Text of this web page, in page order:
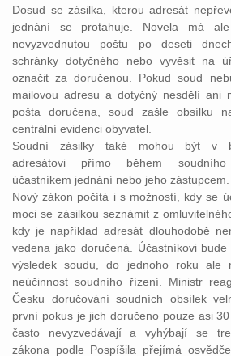
Dosud se zásilka, kterou adresát
jednání se protahuje. Novela má ale
nevyzvednutou poštu po deseti
schránky dotyčného nebo vyvěsit na
označit za doručenou. Pokud soud
mailovou adresu a dotyčný nesdělí ani
pošta doručena, soud zašle obsílku
centrální evidenci obyvatel.
Soudní zásilky také mohou být v
adresátovi přímo během
účastníkem jednání nebo jeho zástupcem.
Nový zákon počítá i s možností, kdy se
moci se zásilkou seznámit z
kdy je například adresát dlouhodobě
vedena jako doručená. Účastníkovi
výsledek soudu, do jednoho roku ale
neúčinnost soudního řízení. Ministr
Česku doručování soudních obsílek
první pokus je jich doručeno pouze asi
často nevyzvedávají a vyhýbají se
zákona podle Pospíšila přejímá